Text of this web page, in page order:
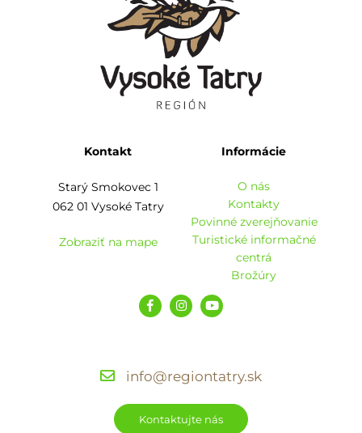
Kontakt
Starý Smokovec 1
062 01 Vysoké Tatry
Zobraziť na mape
Informácie
O nás
Kontakty
Povinné zverejňovanie
Turistické informačné
centrá
Brožúry
info@regiontatry.sk
Kontaktujte nás